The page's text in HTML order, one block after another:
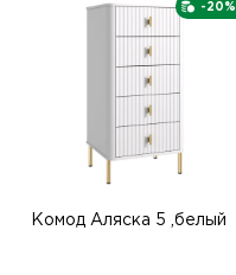
-20%
Комод Аляска 5 ,белый